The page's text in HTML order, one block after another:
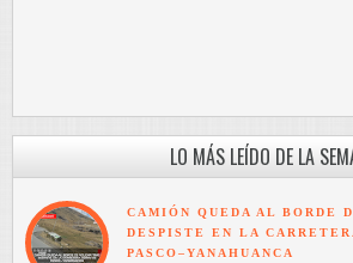
LO MÁS LEÍDO DE LA
CAMIÓN QUEDA AL BORDE
DESPISTE EN LA
PASCO–YANAHUANCA